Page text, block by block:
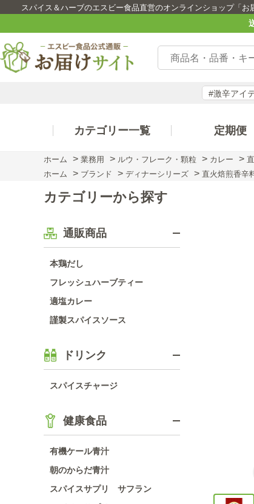
スパイス＆ハーブのエスビー食品直営のオンラインショップ「お
#激辛アイ
カテゴリー一覧 定期便
ホーム > 業務用 > ルウ・フレーク・顆粒 > カレー >
ホーム
> ブランド > ディナーシリーズ > 直火焙煎香辛
カテゴリーから探す
通販商品
本鶏だし
フレッシュハーブティー
適塩カレー
謹製スパイスソース
ドリンク
スパイスチャージ
健康食品
有機ケール青汁
朝のからだ青汁
スパイスサプリ サフラン